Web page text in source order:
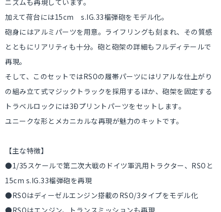
ニズムも再現しています。
加えて荷台には15cm s.IG.33榴弾砲をモデル化。
砲身にはアルミパーツを用意。ライフリングも刻まれ、その質感
とともにリアリティも十分。砲と砲架の詳細もフルディテールで
再現。
そして、このセットではRSOの履帯パーツにはリアルな仕上がり
の組み立て式マジックトラックを採用するほか、砲架を固定する
トラベルロックには3Ðプリントパーツをセットします。
ユニークな形とメカニカルな再現が魅力のキットです。
【主な特徴】
●1/35スケールで第二次大戦のドイツ軍汎用トラクター、RSOと
15cm s.IG.33榴弾砲を再現
●RSOはディーゼルエンジン搭載のRSO/3タイプをモデル化
●RSOはエンジン、トランスミッションも再現